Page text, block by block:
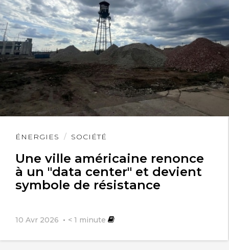
ÉNERGIES SOCIÉTÉ
Une ville américaine renonce
à un "data center" et devient
symbole de résistance
10 Avr 2026 < 1 minute
Lire